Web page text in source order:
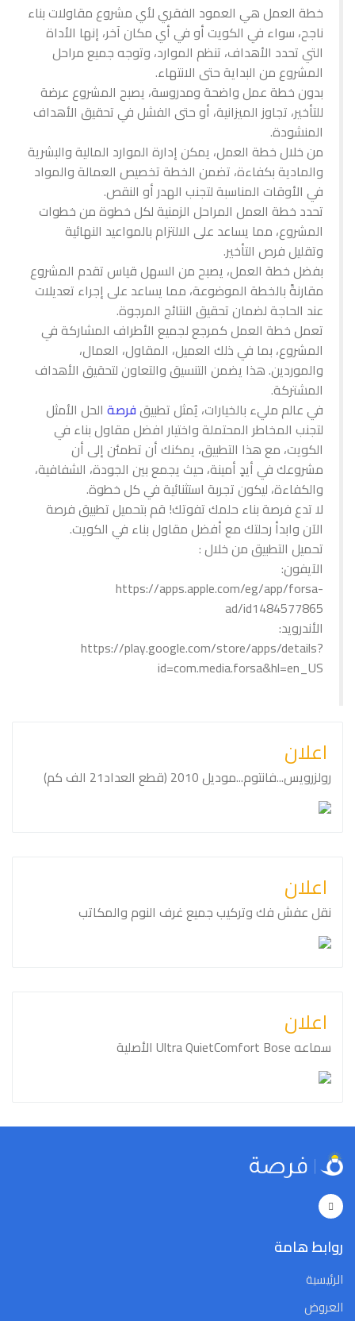
خطة العمل هي العمود الفقري لأي مشروع مقاولات بناء
ناجح، سواء في الكويت أو في أي مكان آخر، إنها الأداة
التي تحدد الأهداف، تنظم الموارد، وتوجه جميع مراحل
المشروع من البداية حتى الانتهاء.
بدون خطة عمل واضحة ومدروسة، يصبح المشروع عرضة
للتأخير، تجاوز الميزانية، أو حتى الفشل في تحقيق الأهداف
المنشودة.
من خلال خطة العمل، يمكن إدارة الموارد المالية والبشرية
والمادية بكفاءة، تضمن الخطة تخصيص العمالة والمواد
في الأوقات المناسبة لتجنب الهدر أو النقص.
تحدد خطة العمل المراحل الزمنية لكل خطوة من خطوات
المشروع، مما يساعد على الالتزام بالمواعيد النهائية
وتقليل فرص التأخير.
بفضل خطة العمل، يصبح من السهل قياس تقدم المشروع
مقارنةً بالخطة الموضوعة، مما يساعد على إجراء تعديلات
عند الحاجة لضمان تحقيق النتائج المرجوة.
تعمل خطة العمل كمرجع لجميع الأطراف المشاركة في
المشروع، بما في ذلك العميل، المقاول، العمال،
والموردين. هذا يضمن التنسيق والتعاون لتحقيق الأهداف
المشتركة.
في عالم مليء بالخيارات، يُمثل تطبيقفرصة الحل الأمثل
لتجنب المخاطر المحتملة واختيار افضل مقاول بناء في
الكويت، مع هذا التطبيق، يمكنك أن تطمئن إلى أن
مشروعك في أيدٍ أمينة، حيث يجمع بين الجودة، الشفافية،
والكفاءة، ليكون تجربة استثنائية في كل خطوة.
لا تدع فرصة بناء حلمك تفوتك! قم بتحميل تطبيق فرصة
الآن وابدأ رحلتك مع أفضل مقاول بناء في الكويت.
تحميل التطبيق من خلال :
https://apps.apple.com/eg/app/forsa-
ad/id1484577865
الأندرويد:
https://play.google.com/store/apps/details?
id=com.media.forsa&hl=en_US
اعلان
رولزرويس...فانتوم...موديل 2010 (قطع العداد21 الف كم)
اعلان
نقل عفش فك وتركيب جميع غرف النوم والمكاتب
اعلان
سماعه ⁦⁦Bose⁩⁩ ⁦⁦QuietComfort⁩⁩ ⁦⁦Ultra⁩⁩ الأصلية
روابط هامة
الرئيسية
العروض